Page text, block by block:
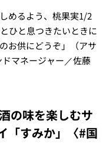
めるよう、桃果実1/2
ひと息つきたいときに
お供にどうぞ」（アサ
マネージャー／佐藤
の味を楽しむサ
「すみか」〈#国